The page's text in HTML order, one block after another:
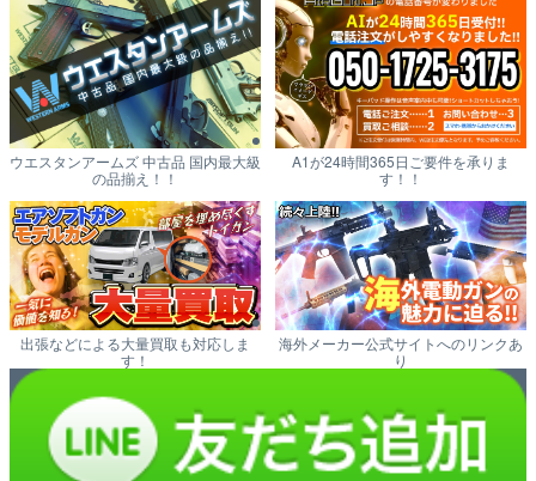
ウエスタンアームズ 中古品 国内最大級
の品揃え！！
A1が24時間365日ご要件を承りま
す！！
出張などによる大量買取も対応しま
す！
海外メーカー公式サイトへのリンクあ
り